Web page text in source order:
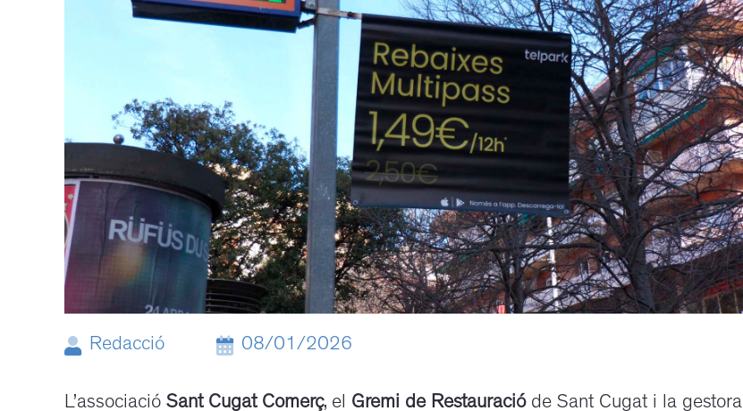
Redacció 08/01/2026
L’associació Sant Cugat Comerç, el Gremi de Restauracióde Sant Cugat i la gestora